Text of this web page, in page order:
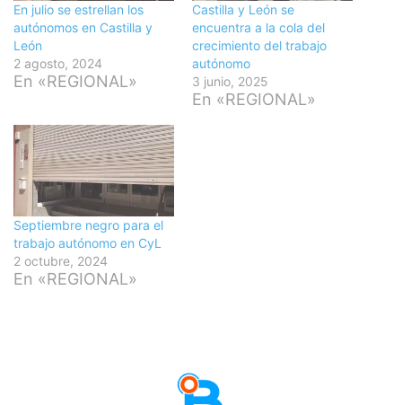
En julio se estrellan los
autónomos en Castilla y
León
2 agosto, 2024
En «REGIONAL»
Castilla y León se
encuentra a la cola del
crecimiento del trabajo
autónomo
3 junio, 2025
En «REGIONAL»
Septiembre negro para el
trabajo autónomo en CyL
2 octubre, 2024
En «REGIONAL»